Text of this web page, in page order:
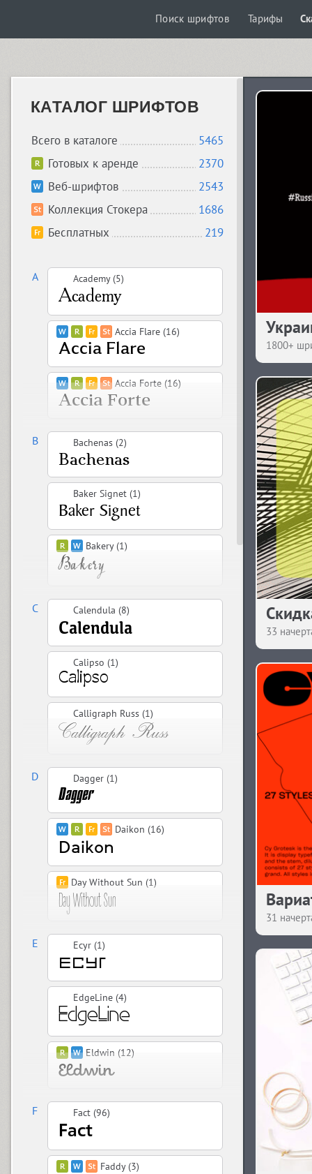
Поиск шрифтов Тарифы
КАТАЛОГ ШРИФТОВ
Всего в каталоге
5465
Готовых к аренде
2370
Веб-шрифтов
2543
Коллекция Стокера
1686
Бесплатных
219
A Academy (5)
Accia Flare (16)
Accia Forte (16)
B Bachenas (2)
Baker Signet (1)
Bakery (1)
C Calendula (8)
Calipso (1)
Calligraph Russ (1)
D Dagger (1)
Daikon (16)
Day Without Sun (1)
E Ecyr (1)
EdgeLine (4)
Eldwin (12)
F Fact (96)
Faddy (3)
1800+
33
31